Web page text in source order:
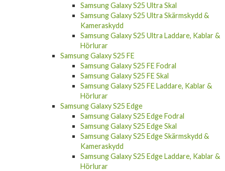
Samsung Galaxy S25 Ultra Skal
Samsung Galaxy S25 Ultra Skärmskydd &
Kameraskydd
Samsung Galaxy S25 Ultra Laddare, Kablar &
Hörlurar
Samsung Galaxy S25 FE
Samsung Galaxy S25 FE Fodral
Samsung Galaxy S25 FE Skal
Samsung Galaxy S25 FE Laddare, Kablar &
Hörlurar
Samsung Galaxy S25 Edge
Samsung Galaxy S25 Edge Fodral
Samsung Galaxy S25 Edge Skal
Samsung Galaxy S25 Edge Skärmskydd &
Kameraskydd
Samsung Galaxy S25 Edge Laddare, Kablar &
Hörlurar